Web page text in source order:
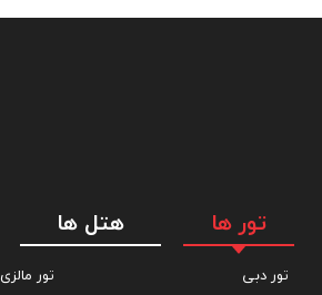
تور ها هتل ها
تور دبی
تور مالزی